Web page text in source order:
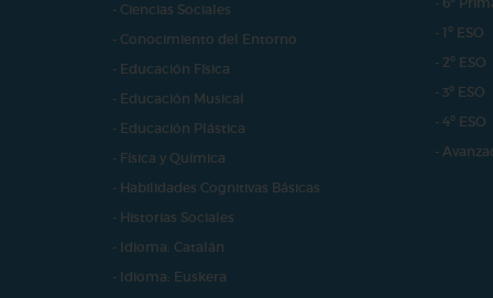
- Ciencias Sociales
- Conocimiento del Entorno
- Educación Física
- Educación Musical
- Educación Plástica
- Física y Química
- Habilidades Cognitivas Básicas
- Historias Sociales
- Idioma: Catalán
- Idioma: Euskera
- 1º ESO
- 2º ESO
- 3º ESO
- 4º ESO
-